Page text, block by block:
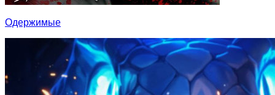
Одержимые